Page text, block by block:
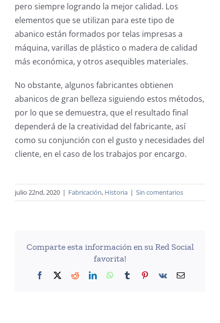
pero siempre logrando la mejor calidad. Los
elementos que se utilizan para este tipo de
abanico están formados por telas impresas a
máquina, varillas de plástico o madera de calidad
más económica, y otros asequibles materiales.
No obstante, algunos fabricantes obtienen
abanicos de gran belleza siguiendo estos métodos,
por lo que se demuestra, que el resultado final
dependerá de la creatividad del fabricante, así
como su conjunción con el gusto y necesidades del
cliente, en el caso de los trabajos por encargo.
julio 22nd, 2020 | Fabricación, Historia | Sin comentarios
Comparte esta información en su Red Social
favorita!
Facebook
X RedditLinkedInWhatsApp
TumblrPinterest
Vk
Correo